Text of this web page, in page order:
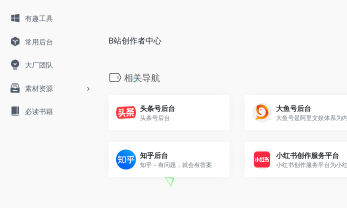
有趣工具
常用后台
大厂团队
素材资源
必读书籍
B站创作者中心
相关导航
头条号后台
头条号后台
大鱼号后台
知乎后台
知乎 - 有问题，就会有答案
小红书创作服务平台